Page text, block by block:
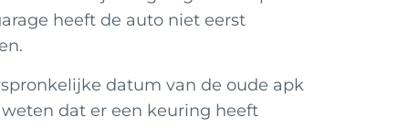
heeft de auto niet eerst
datum van de oude apk
dat er een keuring heeft